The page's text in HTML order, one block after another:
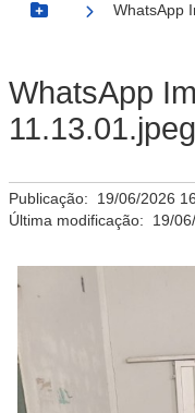
Botão Menu
WhatsApp
WhatsApp
11.13.01.jpeg
Publicação: 19/06/2026
Última modificação: 19/